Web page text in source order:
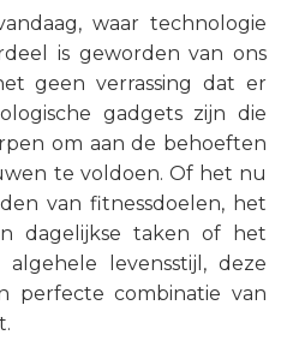
waar technologie
is geworden van ons
geen verrassing dat er
gadgets zijn die
om aan de behoeften
te voldoen. Of het nu
van fitnessdoelen, het
dagelijkse taken of het
levensstijl, deze
perfecte combinatie van